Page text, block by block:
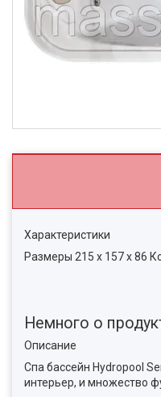
Характеристики
Размеры 215 х 157 х 86
Немного о
Описание
Спа бассейн Hydropool
интерьер, и множество